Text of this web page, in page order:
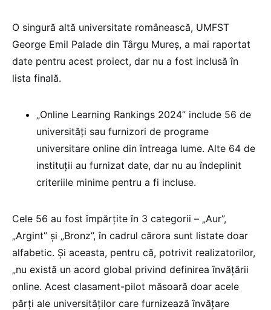
O singură altă universitate românească, UMFST
George Emil Palade din Târgu Mureș, a mai raportat
date pentru acest proiect, dar nu a fost inclusă în
lista finală.
„Online Learning Rankings 2024” include 56 de
universități sau furnizori de programe
universitare online din întreaga lume. Alte 64 de
instituții au furnizat date, dar nu au îndeplinit
criteriile minime pentru a fi incluse.
Cele 56 au fost împărțite în 3 categorii – „Aur”,
„Argint” și „Bronz”, în cadrul cărora sunt listate doar
alfabetic. Și aceasta, pentru că, potrivit realizatorilor,
„nu există un acord global privind definirea învățării
online. Acest clasament-pilot măsoară doar acele
părți ale universităților care furnizează învățare